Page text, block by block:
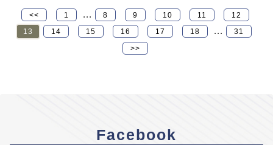
<< 1 ... 8 9 10 11
12
13
14 15 16 17 18 ...
31
>>
Facebook